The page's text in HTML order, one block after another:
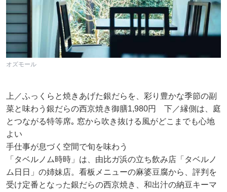
オズモール
上／ふっくらと焼きあげた銀だらを、彩り豊かな季節の副
菜と味わう銀だらの西京焼き御膳1,980円 下／縁側は、庭
とつながる特等席｡ 窓から吹き抜ける風がどこまでも心地
よい
手仕事が息づく空間で旬を味わう
「タベルノム時時」は、由比ガ浜の立ち飲み店「タベルノ
ム日日」の姉妹店。看板メニューの麻婆豆腐から、評判を
受け定番となった銀だらの西京焼き、和出汁の納豆キーマ